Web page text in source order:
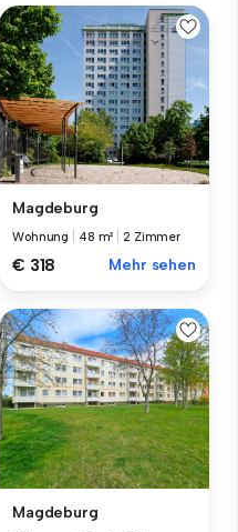
Magdeburg
Wohnung 48 m² |2 Zimmer
€ 318 Mehr sehen
Magdeburg